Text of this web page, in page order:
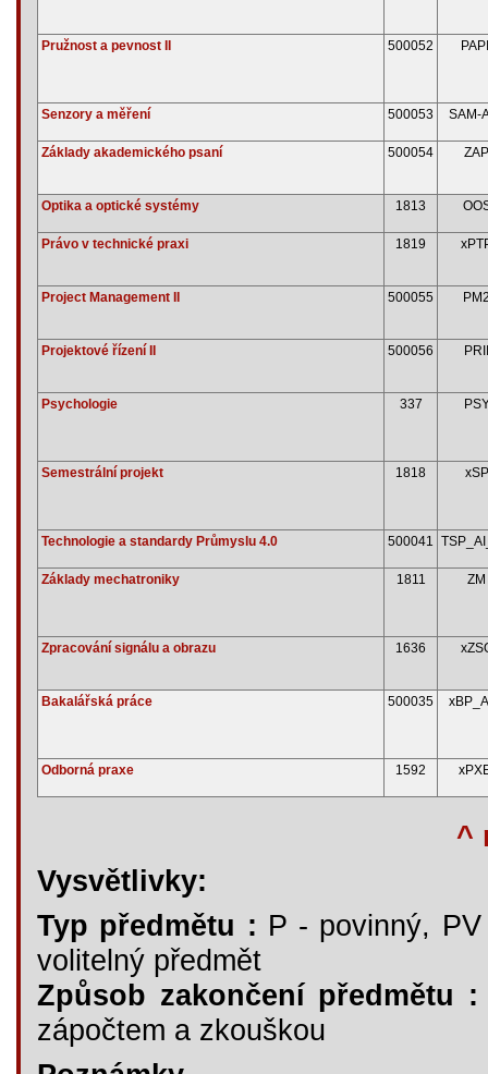
Pružnost a pevnost II 500052
Senzory a měření 500053 SAM-
Základy akademického psaní 500054 ZAP
Optika a optické systémy 1813
Právo v technické praxi 1819
Project Management II 500055
Projektové řízení II 500056 PRII
Psychologie 337
Semestrální projekt 1818 xSP
Technologie a standardy Průmyslu 4.0 500041
Základy mechatroniky 1811 ZM
Zpracování signálu a obrazu 1636
Bakalářská práce 500035
Odborná praxe 1592
^
Vysvětlivky:
Typ předmětu : P - povinný,
volitelný předmět
Způsob zakončení předmětu :
zápočtem a zkouškou